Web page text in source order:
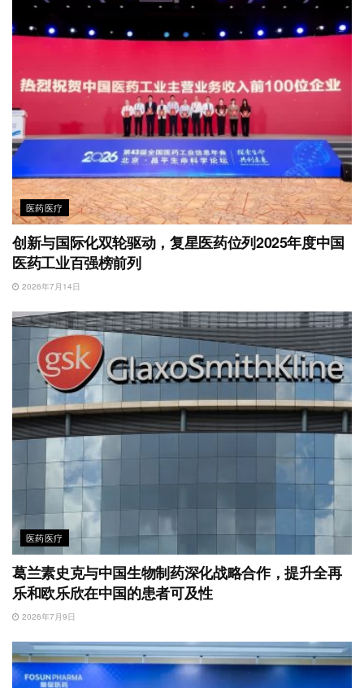
医药医疗
创新与国际化双轮驱动，复星医药位列2025年度中国
医药工业百强榜前列
2026年7月14日
医药医疗
葛兰素史克与中国生物制药深化战略合作，提升全再
乐和欧乐欣在中国的患者可及性
2026年7月9日